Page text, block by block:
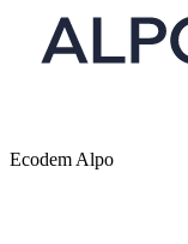
Ecodem Alpo